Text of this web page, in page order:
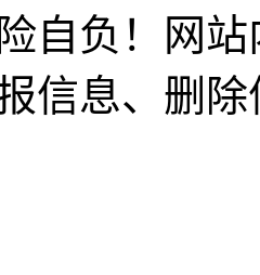
自负！网
信息、删